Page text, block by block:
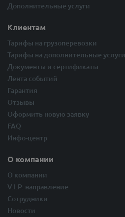
Дополнительные услуги
Клиентам
Тарифы на грузоперевозки
Тарифы на дополнительные услуги
Документы и сертификаты
Лента событий
Гарантия
Отзывы
Оформить новую заявку
FAQ
Инфо-центр
О компании
О компании
V.I.P. направление
Сотрудники
Новости